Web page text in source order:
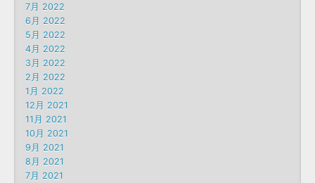
7月 2022
6月 2022
5月 2022
4月 2022
3月 2022
2月 2022
1月 2022
12月 2021
11月 2021
10月 2021
9月 2021
8月 2021
7月 2021